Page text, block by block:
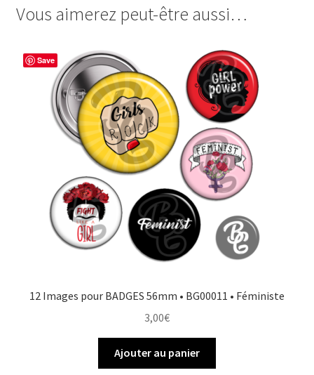
lovese
o
o
t
e
s
t
t
e
r
t
g
e
r
Vous aimerez peut-être aussi…
Save
12 Images pour BADGES 56mm • BG00011 • Féministe
3,00€
Ajouter au panier